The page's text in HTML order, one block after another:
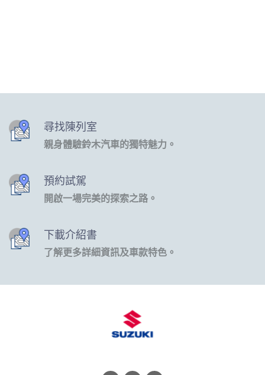
尋找陳列室
親身體驗鈴木汽車的獨特魅力。
預約試駕
開啟一場完美的探索之路。
下載介紹書
了解更多詳細資訊及車款特色。